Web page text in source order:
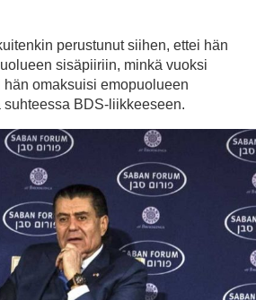
perustunut siihen, ettei hän
sisäpiiriin, minkä vuoksi
hän omaksuisi emopuolueen
BDS-liikkeeseen.